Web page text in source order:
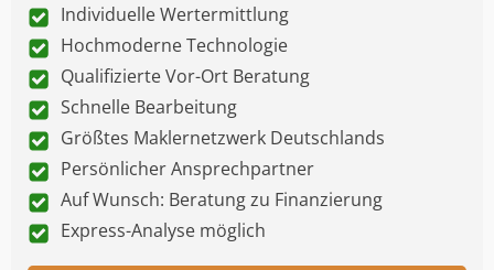
Individuelle Wertermittlung
Hochmoderne Technologie
Qualifizierte Vor-Ort Beratung
Schnelle Bearbeitung
Größtes Maklernetzwerk Deutschlands
Persönlicher Ansprechpartner
Auf Wunsch: Beratung zu Finanzierung
Express-Analyse möglich